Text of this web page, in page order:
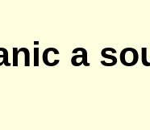
a